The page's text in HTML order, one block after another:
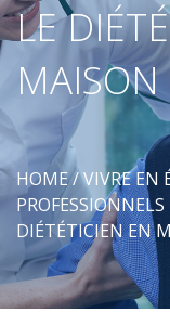
LE
MAISON
HOME/VIVRE EN
DIÉTÉTICIEN EN